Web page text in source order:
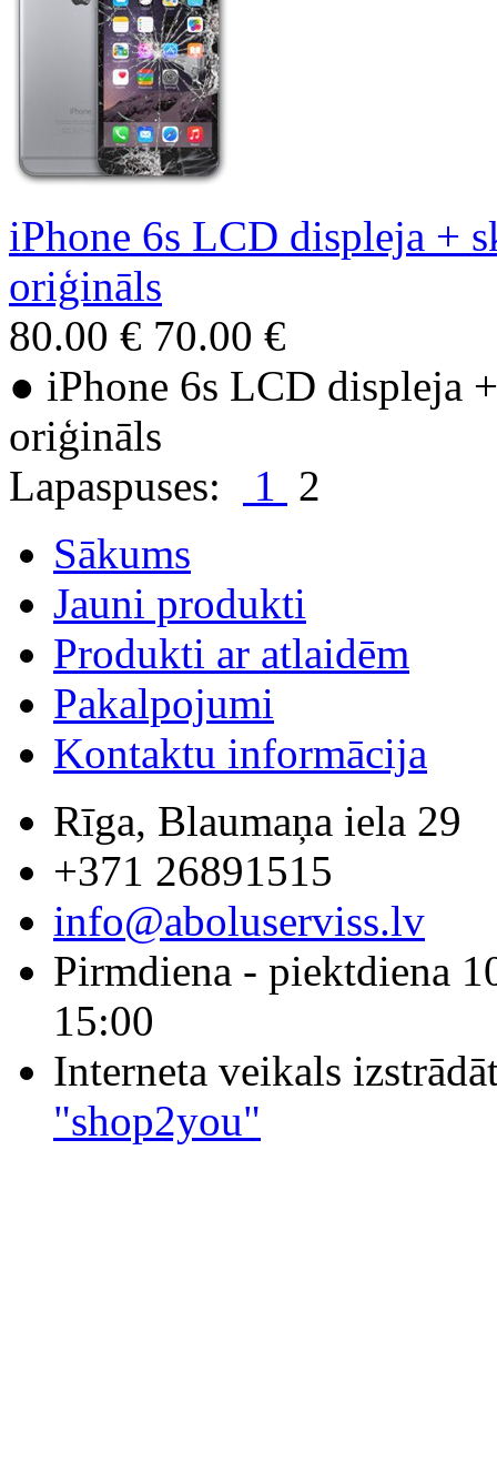
iPhone 6s LCD displeja +
oriģināls
80.00 € 70.00 €
● iPhone 6s LCD displeja
oriģināls
Lapaspuses:
1 2
Sākums
Jauni produkti
Produkti ar atlaidēm
Pakalpojumi
Kontaktu informācija
Rīga, Blaumaņa iela 29
+371 26891515
info@aboluserviss.lv
Pirmdiena - piektdiena
15:00
Interneta veikals
"shop2you"